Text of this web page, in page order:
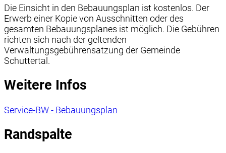
Die Einsicht in den Bebauungsplan ist kostenlos. Der
Erwerb einer Kopie von Ausschnitten oder des
gesamten Bebauungsplanes ist möglich. Die Gebühren
richten sich nach der geltenden
Verwaltungsgebührensatzung der Gemeinde
Schuttertal.
Weitere Infos
Service-BW - Bebauungsplan
Randspalte